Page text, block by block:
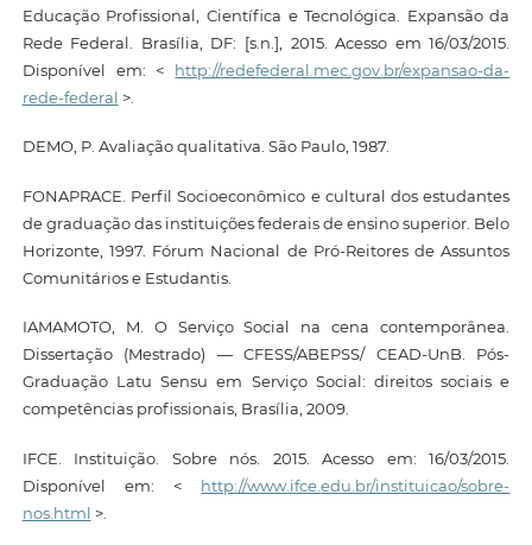
Educação Profissional, Científica e Tecnológica. Expansão da
Rede Federal. Brasília, DF: [s.n.], 2015. Acesso em 16/03/2015.
Disponível em: < http://redefederal.mec.gov.br/expansao-da-
rede-federal >.
DEMO, P. Avaliação qualitativa. São Paulo, 1987.
FONAPRACE. Perfil Socioeconômico e cultural dos estudantes
de graduação das instituições federais de ensino superior. Belo
Horizonte, 1997. Fórum Nacional de Pró-Reitores de Assuntos
Comunitários e Estudantis.
IAMAMOTO, M. O Serviço Social na cena contemporânea.
Dissertação (Mestrado) — CFESS/ABEPSS/ CEAD-UnB. Pós-
Graduação Latu Sensu em Serviço Social: direitos sociais e
competências profissionais, Brasília, 2009.
IFCE. Instituição. Sobre nós. 2015. Acesso em: 16/03/2015.
Disponível em: < http://www.ifce.edu.br/instituicao/sobre-
nos.html >.